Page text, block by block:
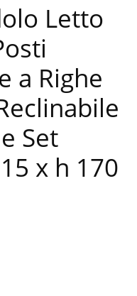
Letto
a Righe
Set
x h 170